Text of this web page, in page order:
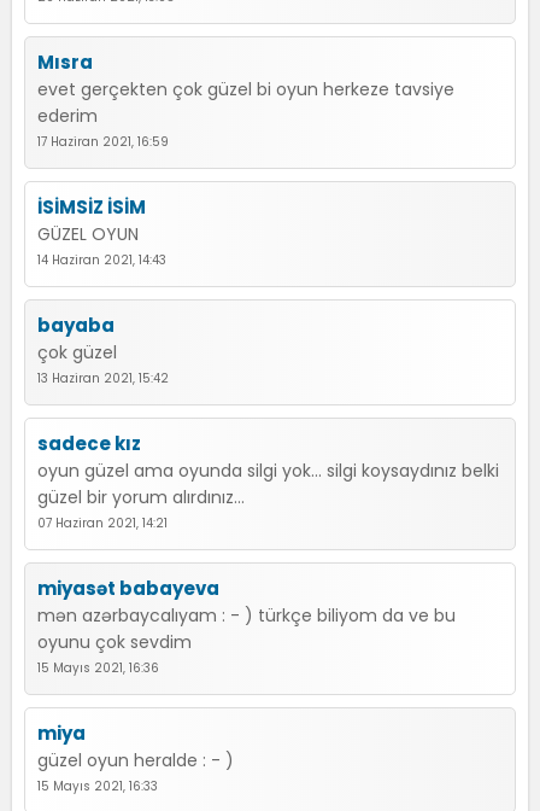
Mısra
evet gerçekten çok güzel bi oyun herkeze tavsiye
ederim
17 Haziran 2021, 16:59
İSİMSİZ İSİM
GÜZEL OYUN
14 Haziran 2021, 14:43
bayaba
çok güzel
13 Haziran 2021, 15:42
sadece kız
oyun güzel ama oyunda silgi yok... silgi koysaydınız belki
güzel bir yorum alırdınız...
07 Haziran 2021, 14:21
miyasət babayeva
mən azərbaycalıyam : - ) türkçe biliyom da ve bu
oyunu çok sevdim
15 Mayıs 2021, 16:36
miya
güzel oyun heralde : - )
15 Mayıs 2021, 16:33